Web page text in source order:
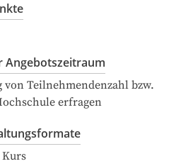
Angebotszeitraum
von Teilnehmendenzahl bzw.
erfragen